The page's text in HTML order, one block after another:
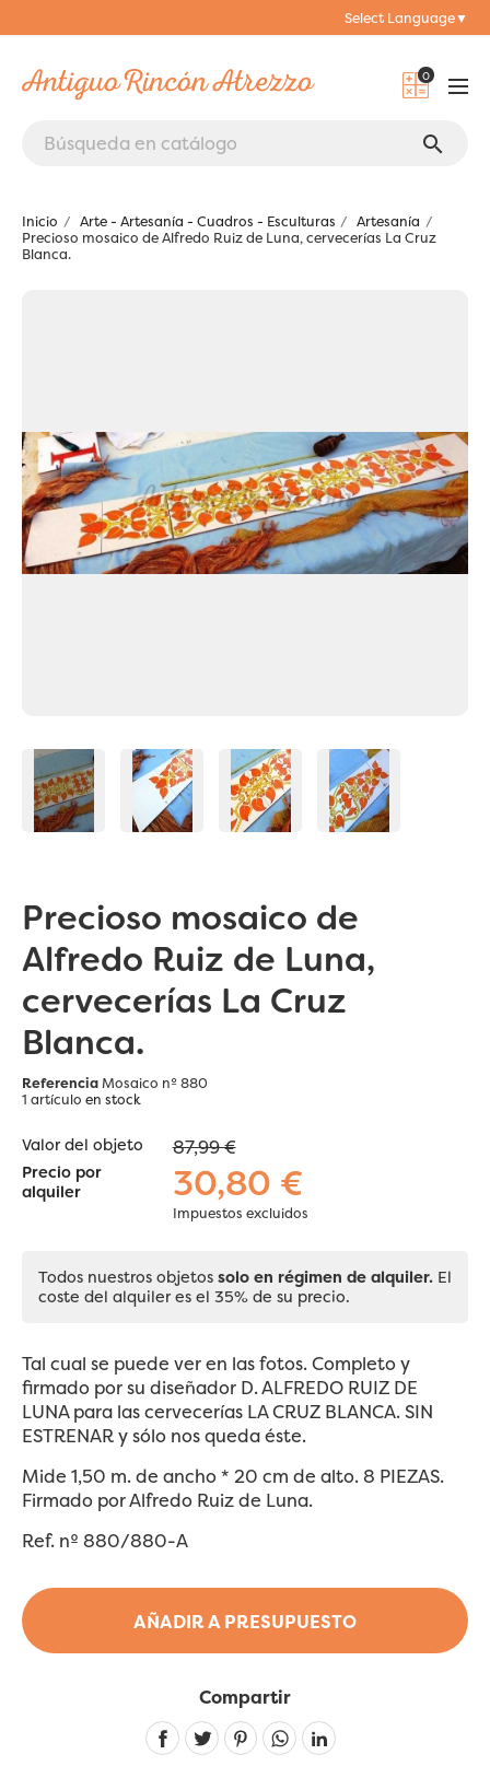
Select Language▼
0
search
Inicio Arte - Artesanía - Cuadros - Esculturas
Artesanía
Precioso mosaico de Alfredo Ruiz de Luna, cervecerías La Cruz
Blanca.
Precioso mosaico de
Alfredo Ruiz de Luna,
cervecerías La Cruz
Blanca.
ReferenciaMosaico nº 880
1 artículo en stock
AÑADIR A PRESUPUESTO
Valor del objeto 87,99 €
Precio por
alquiler
30,80 €
Impuestos excluidos
Todos nuestros objetos solo en régimen de alquiler. El
coste del alquiler es el 35% de su precio.
Tal cual se puede ver en las fotos. Completo y
firmado por su diseñador D. ALFREDO RUIZ DE
LUNA para las cervecerías LA CRUZ BLANCA. SIN
ESTRENAR y sólo nos queda éste.
Mide 1,50 m. de ancho * 20 cm de alto. 8 PIEZAS.
Firmado por Alfredo Ruiz de Luna.
Ref. nº 880/880-A
Compartir
Linkedin